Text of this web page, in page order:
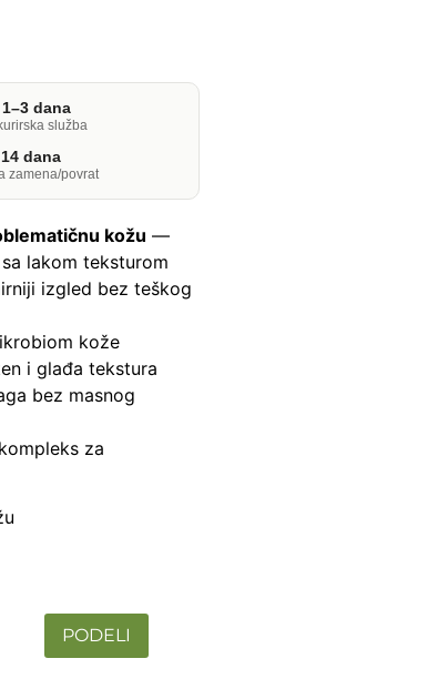
dana
služba
dana
zamena/povrat
kožu —
lakom teksturom
izgled bez teškog
kože
i glađa tekstura
bez masnog
za
PODELI